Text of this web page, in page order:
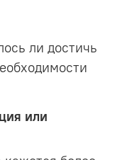
ли достичь
или